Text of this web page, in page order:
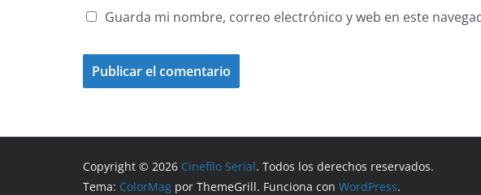
Guarda mi nombre, correo electrónico y web en este
Copyright © 2026 Cinefilo Serial. Todos los derechos reservados.
Tema: ColorMag por ThemeGrill. Funciona con WordPress.